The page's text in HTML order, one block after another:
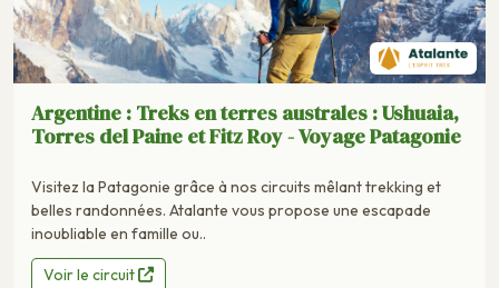
Argentine : Treks en terres australes : Ushuaia,
Torres del Paine et Fitz Roy - Voyage Patagonie
Visitez la Patagonie grâce à nos circuits mêlant trekking et
belles randonnées. Atalante vous propose une escapade
inoubliable en famille ou..
Voir le circuit